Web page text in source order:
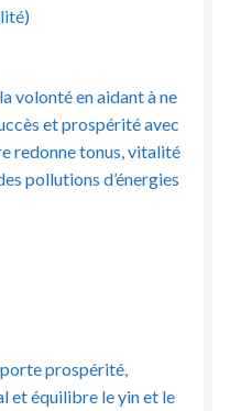
volonté en aidant à ne
et prospérité avec
redonne tonus, vitalité
pollutions d’énergies
prospérité,
et équilibre le yin et le